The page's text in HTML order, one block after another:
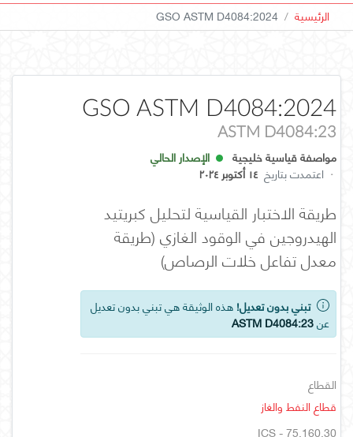
الرئيسية GSO ASTM D4084:2024
GSO ASTM D4084:2024
ASTM D4084:23
مواصفة قياسية خليجية
الإصدار الحالي
· اعتمدت بتاريخ ١٤ أكتوبر ٢٠٢٤
طريقة الاختبار القياسية لتحليل كبريتيد
الهيدروجين في الوقود الغازي (طريقة
معدل تفاعل خلات الرصاص)
تبني بدون تعديل! هذه الوثيقة هي تبني بدون تعديل
عنASTM D4084:23
القطاع
قطاع النفط والغاز
ICS - 75.160.30